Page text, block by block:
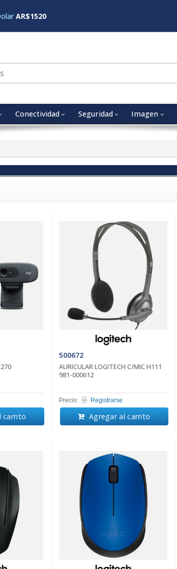
AR$1520
Conectividad Seguridad Imagen
carrito
500672
AURICULAR LOGITECH C/MIC H111
981-000612
Precio: Registrarse
Agregar al carrito